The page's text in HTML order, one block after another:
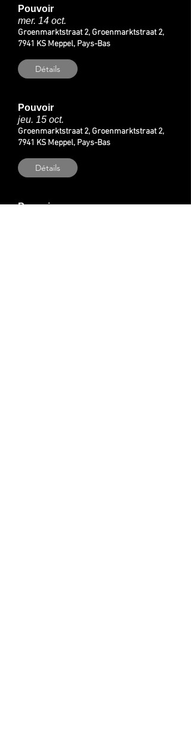
Pouvoir
mer. 14 oct.
Groenmarktstraat 2, Groenmarktstraat 2,
7941 KS Meppel, Pays-Bas
Détails
Pouvoir
jeu. 15 oct.
Groenmarktstraat 2, Groenmarktstraat 2,
7941 KS Meppel, Pays-Bas
Détails
Pouvoir